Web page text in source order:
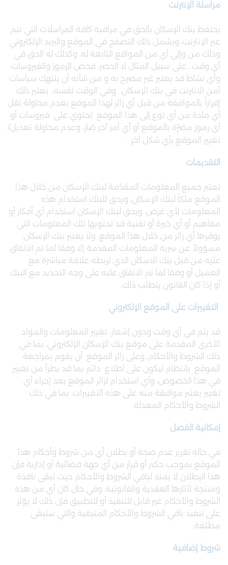
مراسلة الإنترنت
يحتفظ بنك الإسكان بالحق في مراقبة كافة المراسلات التي تتم
عبر الإنترنت، ويشمل ذلك التصفح في الموقع والبريد الإلكتروني
وذلك من وإلى أي من المواقع التابعة له، وكذلك له الحق في
أي وقت ، على سبيل المثال لا الحصر، فحص الرموز والفيروسات
وأي نشاط قد يعتبر غير مصرح به و من شأنه أن ينتهك سياسات
أمن الانترنت في بنك الإسكان. وفي الوقت نفسه، يعتبر ذلك
إقراراً بالموافقة من قبل أي زائر لهذا الموقع بعدم محاولة نقل
أي مادة من أي نوع إلى هذا الموقع تحتوي على فيروسات أو
أي رموز مضرّة بالموقع أو أي أمر آخر ضار، وعدم محاولة تعديل/
تغيير الموقع بأي شكل آخر .
التقديمات
تعتبر جميع المعلومات المقدّمة لبنك الإسكان من خلال هذا
الموقع ملكاً لبنك الإسكان، ويحق للبنك استخدام هذه
المعلومات لأي غرض، ويحق لبنك الإسكان استخدام أي أفكار أو
مفاهيم أو أي خبرة أو تقنية قد تحتويها تلك المعلومات التي
يوفرها أي زائر من خلال هذا الموقع. ولا يعتبر بنك الإسكان
مسؤولاً عن سرية المعلومات المقدمة إلا وفقا لما تم الاتفاق
عليه من قبل بنك الاسكان الذي تربطه علاقة مباشرة مع
العميل أو وفقا لما تم الاتفاق عليه على وجه التحديد مع البنك
أو إذا كان القانون يتطلب ذلك.
التغييرات على الموقع الإلكتروني
قد يتم في أي وقت ودون إشعار، تغيير المعلومات والمواد
الأخرى المقدمة على موقع بنك الإسكان الإلكتروني، بما في
ذلك الشروط والأحكام، وعلى زائر الموقع أن يقوم بمراجعة
الموقع بانتظام ليكون على اطلاع دائم بما قد يطرأ من تغيير
في هذا الخصوص، وأي استخدام لزائر الموقع بعد إجراء أي
تغيير يعتبر موافقة منه على هذه التغييرات، بما في ذلك
الشروط والأحكام المعدلة.
إمكانية الفصل
في حالة تقرير عدم صحة أو بطلان أي من شروط وأحكام هذا
الموقع بموجب حكم أو قرار من أي جهة قضائية أو إدارية فإن
هذا البطلان لا يمتد لباقي الشروط والأحكام حيث تبقى نافذة
ومنتجة لآثارها العقدية والقانونية. وفي حال كان أي من هذه
الشروط والأحكام غير قابل للتنفيذ أو للتطبيق فإن ذلك لا يؤثر
على تنفيذ باقي الشروط والأحكام المتبقية والتي ستبقى
مطبّقة.
شروط إضافية